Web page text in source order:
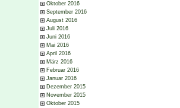
Oktober 2016
September 2016
August 2016
Juli 2016
Juni 2016
Mai 2016
April 2016
März 2016
Februar 2016
Januar 2016
Dezember 2015
November 2015
Oktober 2015